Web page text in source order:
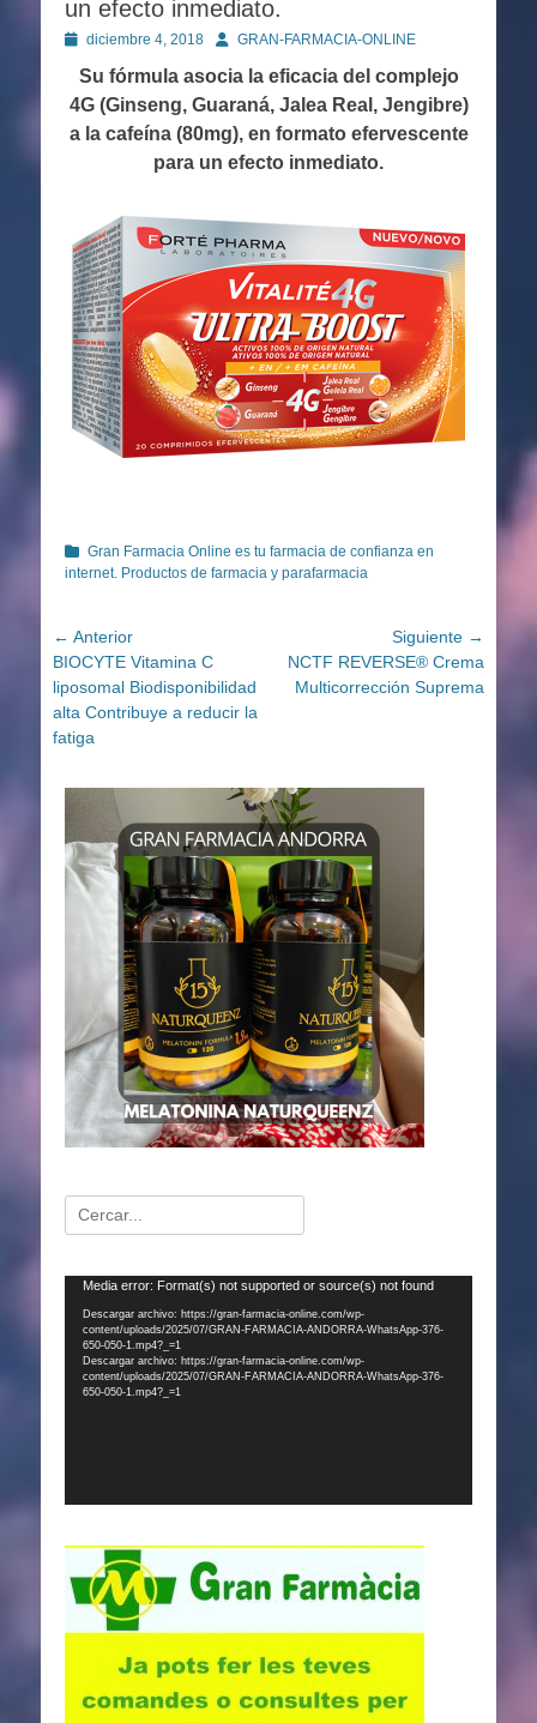
un efecto inmediato.
Publicado
diciembre 4, 2018 AutorGRAN-FARMACIA-ONLINE
Su fórmula asocia la eficacia del complejo
4G (Ginseng, Guaraná, Jalea Real, Jengibre)
a la cafeína (80mg), en formato efervescente
para un efecto inmediato.
Categorías
Gran Farmacia Online es tu farmacia de confianza en
internet. Productos de farmacia y parafarmacia
Navegación
de
entradas
← Anterior
Entrada
anterior:
BIOCYTE Vitamina C
liposomal Biodisponibilidad
alta Contribuye a reducir la
fatiga
Siguiente →
Entrada
siguiente:
NCTF REVERSE® Crema
Multicorrección Suprema
Buscar:
Reproductor
vídeo
Media error: Format(s) not supported or source(s) not found
Descargar archivo: https://gran-farmacia-online.com/wp-
content/uploads/2025/07/GRAN-FARMACIA-ANDORRA-WhatsApp-376-
650-050-1.mp4?_=1
Descargar archivo: https://gran-farmacia-online.com/wp-
content/uploads/2025/07/GRAN-FARMACIA-ANDORRA-WhatsApp-376-
650-050-1.mp4?_=1